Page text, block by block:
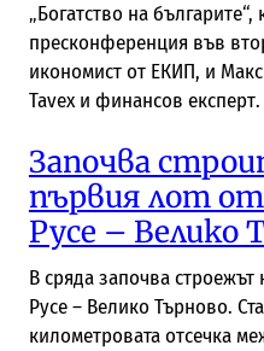
„Богатство на
пресконференция във
икономист от ЕКИП, и
Tavex и финансов експерт.
Започва
първия лот
Русе – Велико
В сряда започва
Русе – Велико Търново.
километровата отсечка